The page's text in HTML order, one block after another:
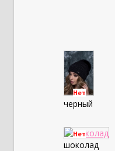
Нет
черный
Нет
шоколад